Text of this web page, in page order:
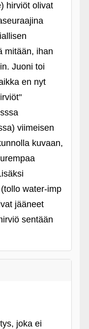
hirviöt olivat
mitään, ihan
Juoni toi
en nyt
viimeisen
kuvaan,
water-imp
jääneet
sentään
joka ei